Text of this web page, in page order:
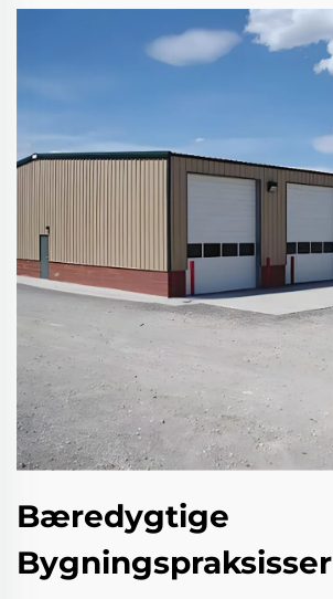
Bæredygtige
Bygningspraksisser